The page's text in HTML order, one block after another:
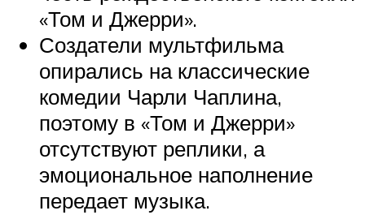
«Том и Джерри».
Создатели мультфильма
опирались на классические
комедии Чарли Чаплина,
поэтому в «Том и Джерри»
отсутствуют реплики, а
эмоциональное наполнение
передает музыка.